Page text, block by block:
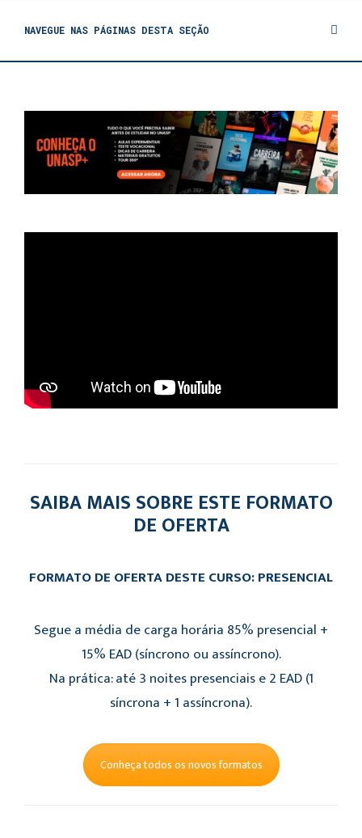
NAVEGUE NAS PÁGINAS DESTA SEÇÃO
SAIBA MAIS SOBRE ESTE FORMATO
DE OFERTA
FORMATO DE OFERTA DESTE CURSO: PRESENCIAL
Segue a média de carga horária 85% presencial +
15% EAD (síncrono ou assíncrono).
Na prática: até 3 noites presenciais e 2 EAD (1
síncrona + 1 assíncrona).
Conheça todos os novos formatos